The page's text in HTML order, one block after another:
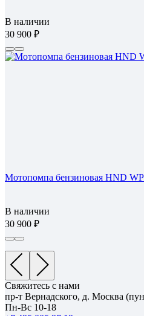
В наличии
30 900
Мотопомпа бензиновая HND
В наличии
30 900
Свяжитесь с нами
пр-т Вернадского, д. Москва
Пн-Вс 10-18